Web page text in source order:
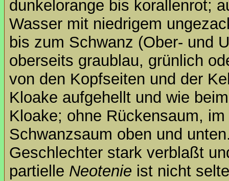
dunkelorange bis korallenrot;
Wasser mit niedrigem
bis zum Schwanz (Ober- und
oberseits graublau, grünlich
von den Kopfseiten und der
Kloake aufgehellt und wie
Kloake; ohne Rückensaum,
Schwanzsaum oben und
Geschlechter stark verblaßt
partielle Neotenie ist nicht